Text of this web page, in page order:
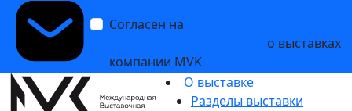
Согласен на
о выставках
компании MVK
О выставке
Разделы выставки